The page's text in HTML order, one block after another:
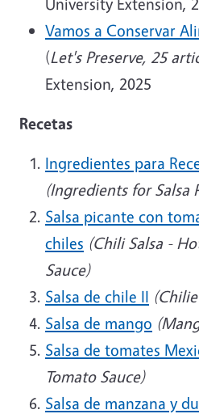
Vamos a Conservar
(Let's Preserve, 25
Extension, 2025
Recetas
Ingredientes para
(Ingredients for Salsa
Salsa picante con
chiles (Chili Salsa -
Sauce)
Salsa de chile II
Salsa de mango
Salsa de tomates
Tomato Sauce)
Salsa de manzana y